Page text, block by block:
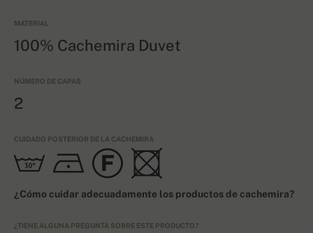
MATERIAL
100% Cachemira Duvet
NÚMERO DE CAPAS
2
CUIDADO POSTERIOR DE LA CACHEMIRA
¿Cómo cuidar adecuadamente los productos de cachemira?
¿TIENE ALGUNA PREGUNTA SOBRE ESTE PRODUCTO?